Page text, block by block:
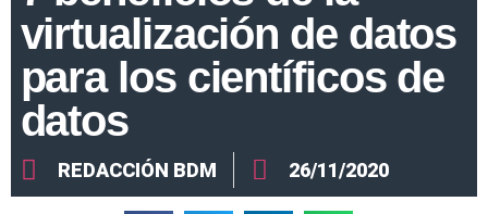
virtualización de datos
para los científicos de
datos
REDACCIÓN BDM 26/11/2020